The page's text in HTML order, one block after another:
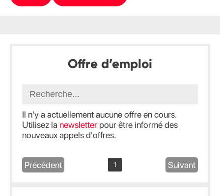
Offre d’emploi
Il n'y a actuellement aucune offre en cours.
Utilisez la newsletter pour être informé des
nouveaux appels d'offres.
Précédent 1 Suivant